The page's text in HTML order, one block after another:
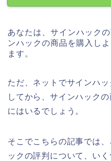
あなたは、サインハック
ンハックの商品を購入し
ます。
ただ、ネットでサインハ
してから、サインハック
にはいるでしょう。
そこでこちらの記事では
ックの評判について、い